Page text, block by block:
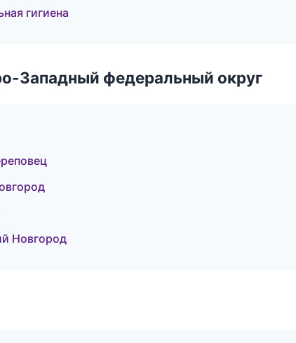
гигиена
Западный федеральный округ
Новгород